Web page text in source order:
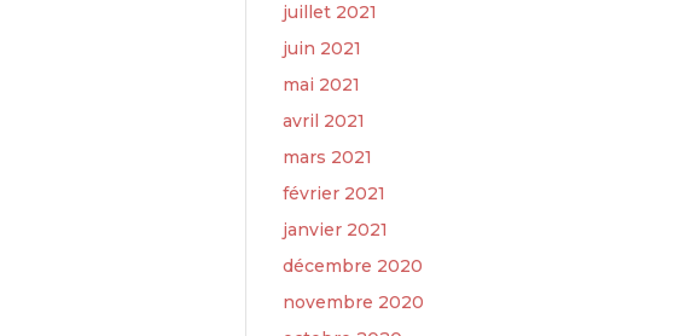
juillet 2021
juin 2021
mai 2021
avril 2021
mars 2021
février 2021
janvier 2021
décembre 2020
novembre 2020